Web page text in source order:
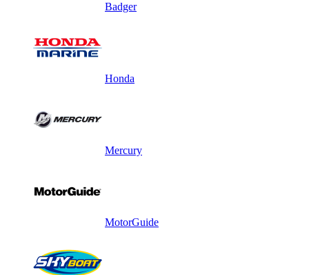
Badger
Honda
Mercury
MotorGuide